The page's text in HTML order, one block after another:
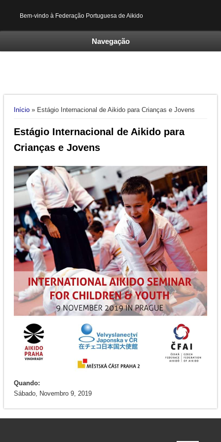
Bem-vindo à Federação Portuguesa de Aikido
Navegação
Está aqui
Início» Estágio Internacional de Aikido para Crianças e Jovens
Estágio Internacional de Aikido para
Crianças e Jovens
Quando:
Sábado, Novembro 9, 2019